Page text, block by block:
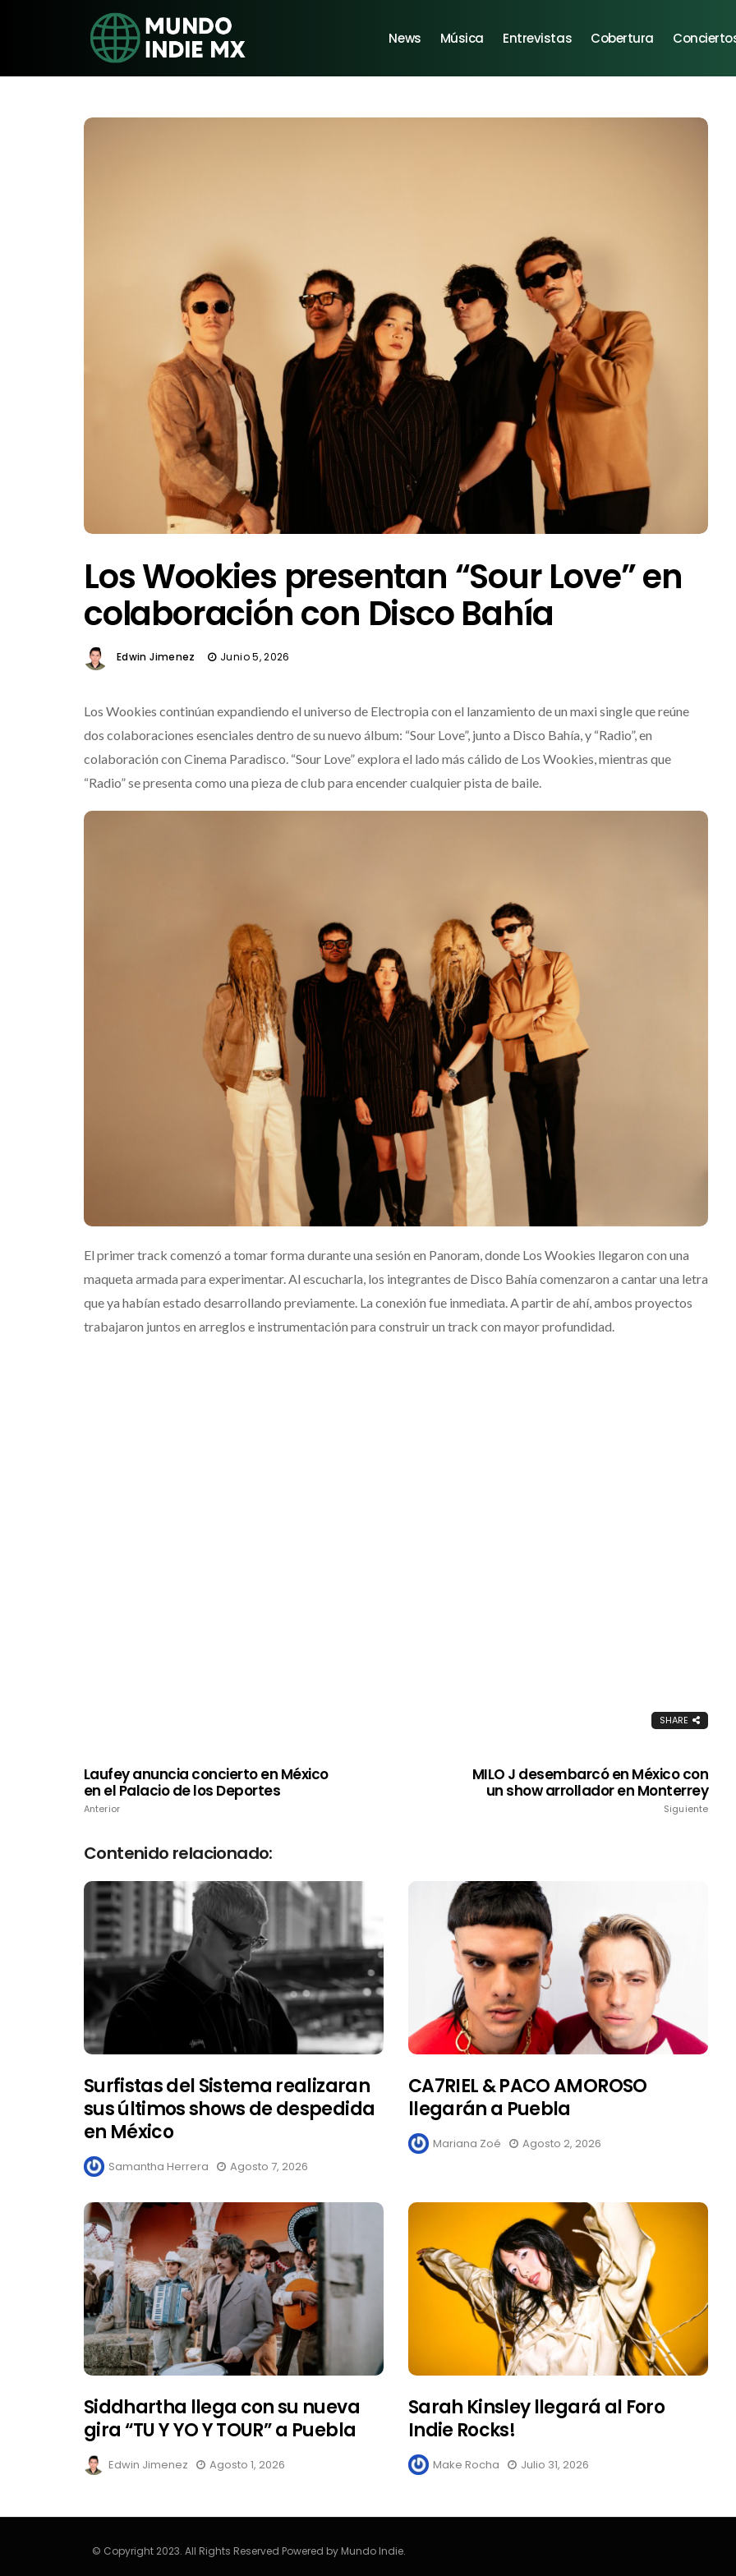
News Música Entrevistas Cobertura
Los Wookies presentan “Sour Love” en
colaboración con Disco Bahía
Edwin Jimenez Junio 5, 2026
Los Wookies continúan expandiendo el universo de Electropia con el lanzamiento de un maxi single que reúne
dos colaboraciones esenciales dentro de su nuevo álbum: “Sour Love”, junto a Disco Bahía, y “Radio”, en
colaboración con Cinema Paradisco. “Sour Love” explora el lado más cálido de Los Wookies, mientras que
“Radio” se presenta como una pieza de club para encender cualquier pista de baile.
El primer track comenzó a tomar forma durante una sesión en Panoram, donde Los Wookies llegaron con una
maqueta armada para experimentar. Al escucharla, los integrantes de Disco Bahía comenzaron a cantar una letra
que ya habían estado desarrollando previamente. La conexión fue inmediata. A partir de ahí, ambos proyectos
trabajaron juntos en arreglos e instrumentación para construir un track con mayor profundidad.
SHARE
Laufey anuncia concierto en México
en el Palacio de los Deportes
Anterior
MILO J desembarcó en México con
un show arrollador en Monterrey
Siguiente
Contenido relacionado:
Surfistas del Sistema realizaran
sus últimos shows de despedida
en México
Samantha Herrera Agosto 7, 2026
CA7RIEL & PACO AMOROSO
llegarán a Puebla
Mariana Zoé Agosto 2, 2026
Siddhartha llega con su nueva
gira “TU Y YO Y TOUR” a Puebla
Edwin Jimenez Agosto 1, 2026
Sarah Kinsley llegará al Foro
Indie Rocks!
Make Rocha Julio 31, 2026
Destino Dos Equis 2026: La
gran celebración sonora
que transformará las
noches de Boca del Río y
Mérida
Edwin Jimenez
© Copyright 2023. All Rights Reserved Powered by Mundo Indie.